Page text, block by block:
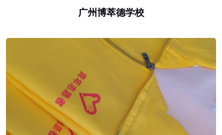
广州博萃德学校